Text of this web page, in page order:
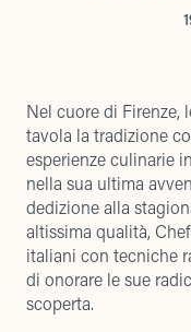
Nel cuore di
tavola la tradizione
esperienze culinarie
nella sua ultima
dedizione alla
altissima qualità,
italiani con tecniche
di onorare le sue
scoperta.